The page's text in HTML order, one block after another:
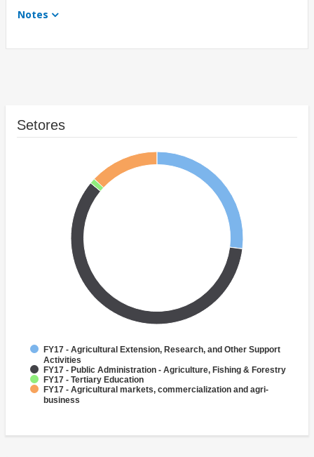
Notes
Setores
FY17 - Agricultural Extension, Research, and Other Support
Activities
FY17 - Public Administration - Agriculture, Fishing & Forestry
FY17 - Tertiary Education
FY17 - Agricultural markets, commercialization and agri-
business